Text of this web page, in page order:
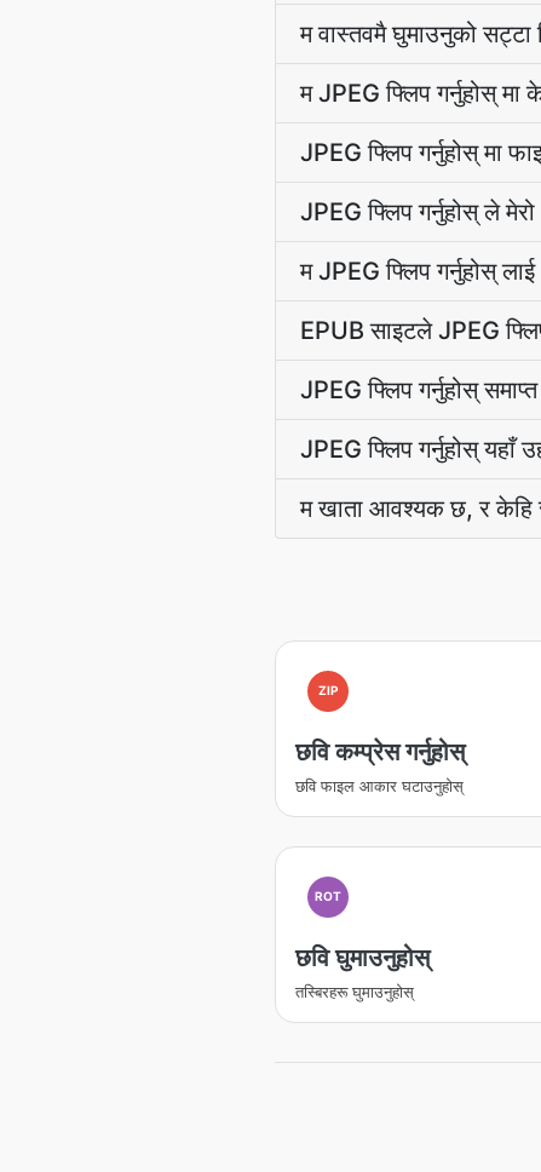
म वास्तवमै घुमाउनुको सट्टा
म JPEG फ्लिप गर्नुहोस्
JPEG फ्लिप गर्नुहोस् मा
JPEG फ्लिप गर्नुहोस् ले
म JPEG फ्लिप गर्नुहोस्
EPUB साइटले JPEG
JPEG फ्लिप गर्नुहोस्
JPEG फ्लिप गर्नुहोस् यहाँ
म खाता आवश्यक छ, र केहि
ZIP
छवि कम्प्रेस गर्नुहोस्
छवि फाइल आकार घटाउनुहोस्
ROT
छवि घुमाउनुहोस्
तस्बिरहरू घुमाउनुहोस्